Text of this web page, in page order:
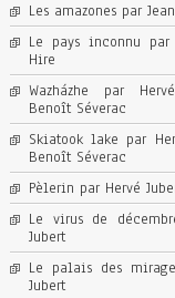
Les amazones par
Le pays inconnu
Hire
Wazházhe par
Benoît Séverac
Skiatook lake par
Benoît Séverac
Pèlerin par Hervé
Le virus de
Jubert
Le palais des
Jubert